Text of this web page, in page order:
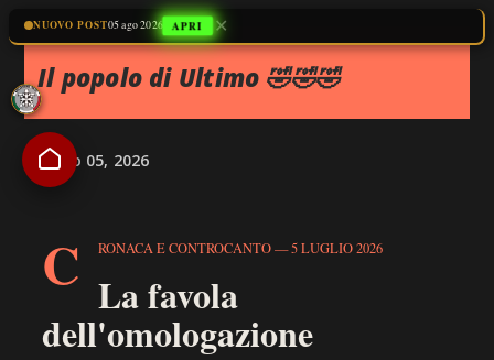
Passa ai contenuti principali
Il popolo di Ultimo 🤣🤣🤣
luglio 05, 2026
C RONACA E CONTROCANTO — 5 LUGLIO 2026
La favola
dell'omologazione
NUOVO POST05 ago 2026 APRI ✕